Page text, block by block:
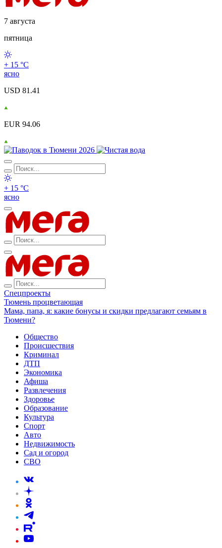
7 августа
пятница
+ 15 °С
ясно
USD 81.41
EUR 94.06
+ 15 °С
ясно
Спецпроекты
Тюмень процветающая
Мама, папа, я: какие бонусы и скидки предлагают семьям в
Тюмени?
Общество
Происшествия
Криминал
ДТП
Экономика
Афиша
Развлечения
Здоровье
Образование
Культура
Спорт
Авто
Недвижимость
Сад и огород
СВО